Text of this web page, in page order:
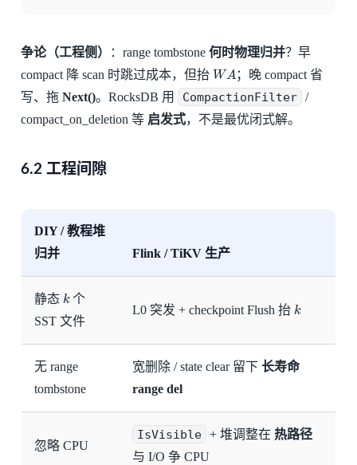
争论（工程侧） ：range tombstone 何时物理归并？早
compact 降 scan 时跳过成本，但抬 WA ；晚 compact 省
写、拖 Next()。RocksDB 用 CompactionFilter /
compact_on_deletion 等 启发式，不是最优闭式解。
6.2 工程间隙
DIY / 教程堆
归并
Flink / TiKV 生产
静态 k个
SST 文件
L0 突发 + checkpoint Flush 抬 k
无 range
tombstone
宽删除 / state clear 留下 长寿命
range del
忽略 CPU
IsVisible + 堆调整在热路径
与 I/O 争 CPU